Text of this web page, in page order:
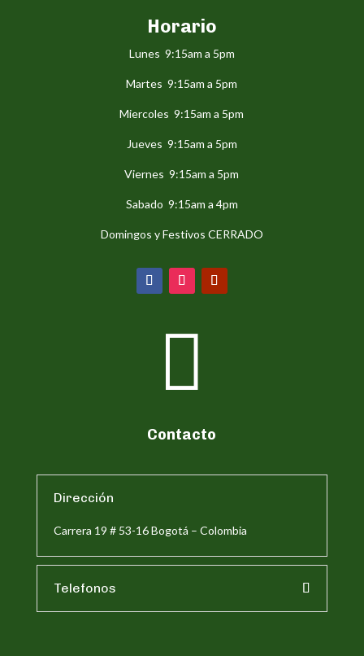
Horario
Lunes 9:15am a 5pm
Martes 9:15am a 5pm
Miercoles 9:15am a 5pm
Jueves 9:15am a 5pm
Viernes 9:15am a 5pm
Sabado 9:15am a 4pm
Domingos y Festivos CERRADO

Contacto
Dirección
Carrera 19 # 53-16 Bogotá – Colombia
Telefonos